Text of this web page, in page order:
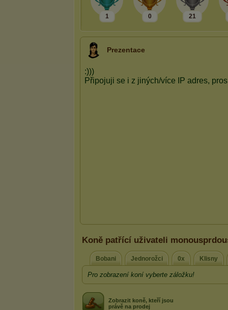
1 0 21
Prezentace
Koně patřící uživateli
Bobani Jednorožci 0x Klisny
Pro zobrazení koní vyberte záložku!
Zobrazit koně, kteří jsou
právě na prodej